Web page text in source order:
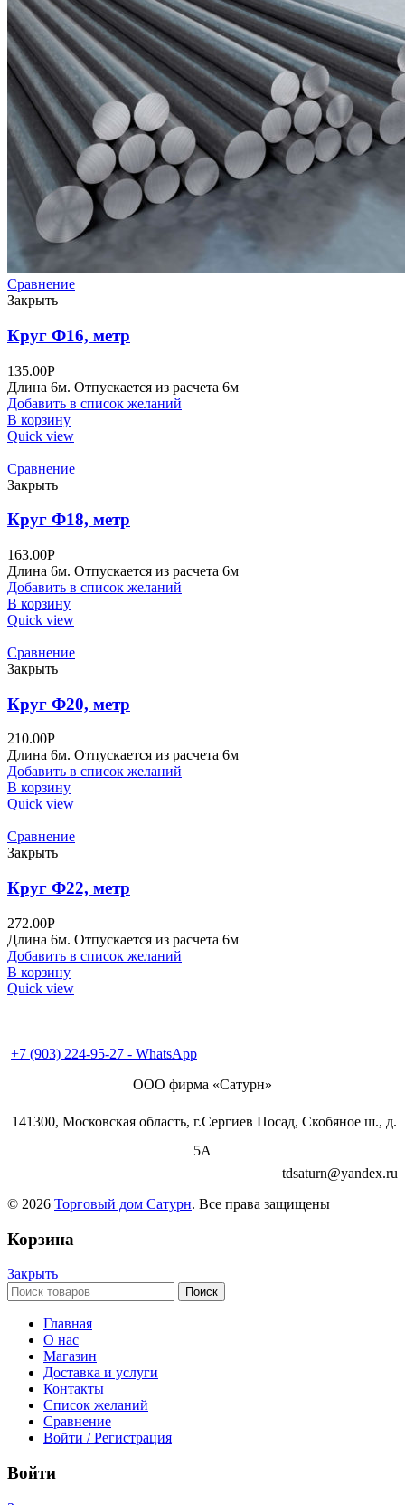
Сравнение
Закрыть
Круг Ф16, метр
135.00Р
Длина 6м. Отпускается из расчета 6м
Добавить в список желаний
В корзину
Quick view
Сравнение
Закрыть
Круг Ф18, метр
163.00Р
Длина 6м. Отпускается из расчета 6м
Добавить в список желаний
В корзину
Quick view
Сравнение
Закрыть
Круг Ф20, метр
210.00Р
Длина 6м. Отпускается из расчета 6м
Добавить в список желаний
В корзину
Quick view
Сравнение
Закрыть
Круг Ф22, метр
272.00Р
Длина 6м. Отпускается из расчета 6м
Добавить в список желаний
В корзину
Quick view
+7 (903) 224-95-27 - WhatsApp
ООО фирма «Сатурн»
141300, Московская область, г.Сергиев Посад, Скобяное ш., д.
5А
tdsaturn@yandex.ru
© 2026 Торговый дом Сатурн. Все права защищены
Корзина
Закрыть
Поиск
Главная
О нас
Магазин
Доставка и услуги
Контакты
Список желаний
Сравнение
Войти / Регистрация
Войти